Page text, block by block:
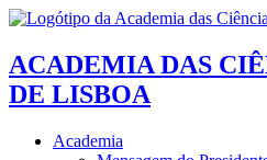
ACADEMIA DAS
DE LISBOA
Academia